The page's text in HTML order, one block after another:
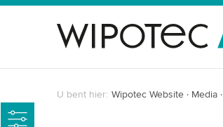
U bent hier: Wipotec Website Media